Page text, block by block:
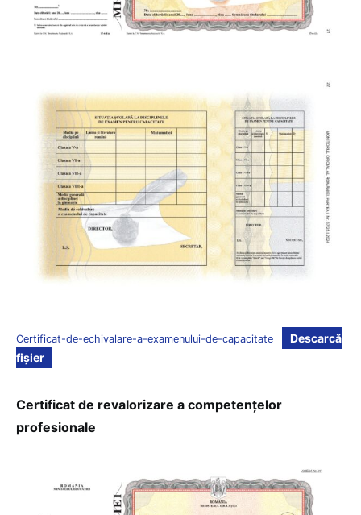
Certificat-de-echivalare-a-examenului-de-capacitate
Descarcă
fișier
Certificat de revalorizare a competențelor
profesionale